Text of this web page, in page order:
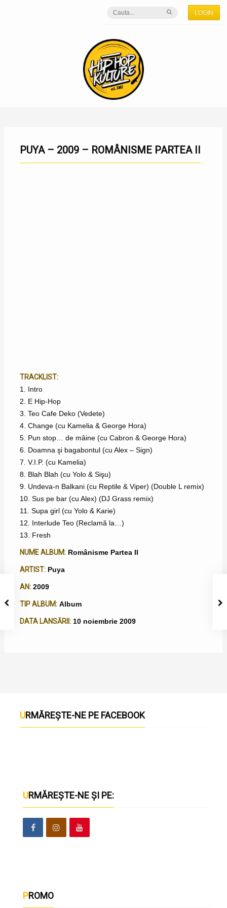
LOGIN
PUYA – 2009 – ROMÂNISME PARTEA II
TRACKLIST:
1. Intro
2. E Hip-Hop
3. Teo Cafe Deko (Vedete)
4. Change (cu Kamelia & George Hora)
5. Pun stop… de mâine (cu Cabron & George Hora)
6. Doamna şi bagabontul (cu Alex – Sign)
7. V.I.P. (cu Kamelia)
8. Blah Blah (cu Yolo & Sişu)
9. Undeva-n Balkani (cu Reptile & Viper) (Double L remix)
10. Sus pe bar (cu Alex) (DJ Grass remix)
11. Supa girl (cu Yolo & Karie)
12. Interlude Teo (Reclamă la…)
13. Fresh
NUME ALBUM: Românisme Partea II
ARTIST: Puya
AN: 2009
TIP ALBUM: Album
DATA LANSĂRII: 10 noiembrie 2009
URMĂREȘTE-NE PE FACEBOOK
URMĂREȘTE-NE ȘI PE:
PROMO